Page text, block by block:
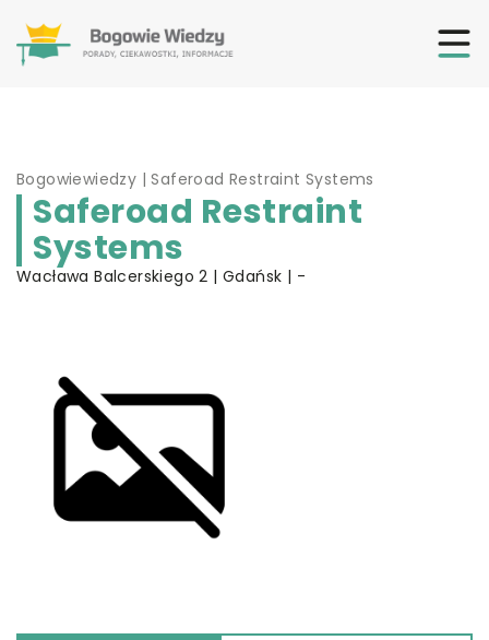
Bogowiewiedzy |Saferoad Restraint Systems
Saferoad Restraint
Systems
Wacława Balcerskiego 2 | Gdańsk | -